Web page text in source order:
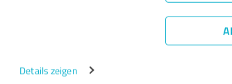
Details zeigen
Bewertungs­richtlinien|